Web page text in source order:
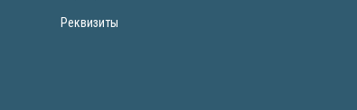
Реквизиты